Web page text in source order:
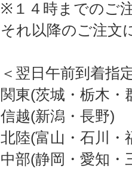
※１４時までのご
それ以降のご注文
＜翌日午前到着指
関東(茨城・栃木・
信越(新潟・長野)
北陸(富山・石川・
中部(静岡・愛知・